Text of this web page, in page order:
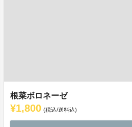
根菜ボロネーゼ
¥1,800 (税込/送料込)